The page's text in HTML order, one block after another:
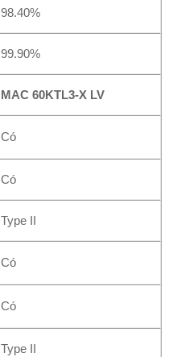
98.40%
99.90%
MAC 60KTL3-X LV
Có
Có
Type II
Có
Có
Type II